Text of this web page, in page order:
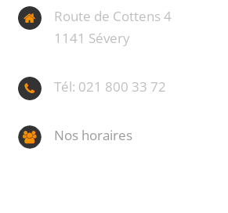
Route de Cottens 4
1141 Sévery
Tél: 021 800 33 72
Nos horaires